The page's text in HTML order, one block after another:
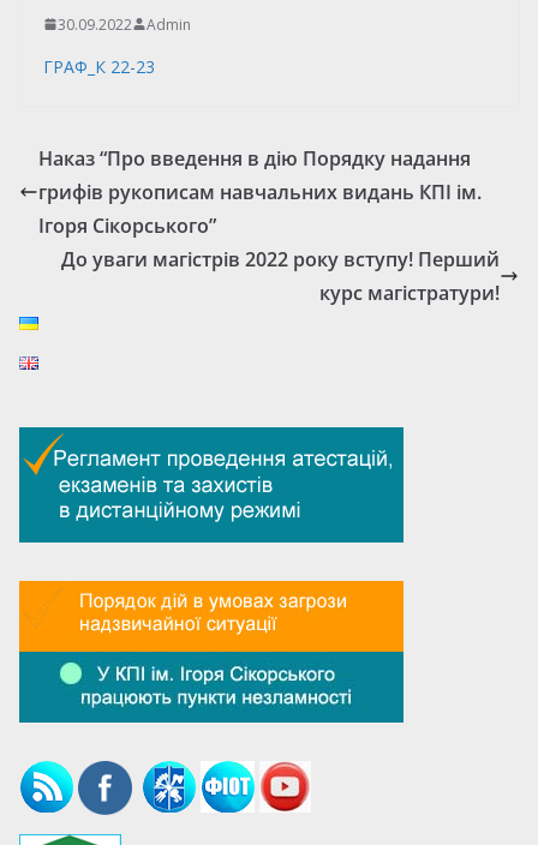
30.09.2022 Admin
ГРАФ_К 22-23
Наказ “Про введення в дію Порядку надання
грифів рукописам навчальних видань КПІ ім.
Ігоря Сікорського”
До уваги магістрів 2022 року вступу! Перший
курс магістратури!